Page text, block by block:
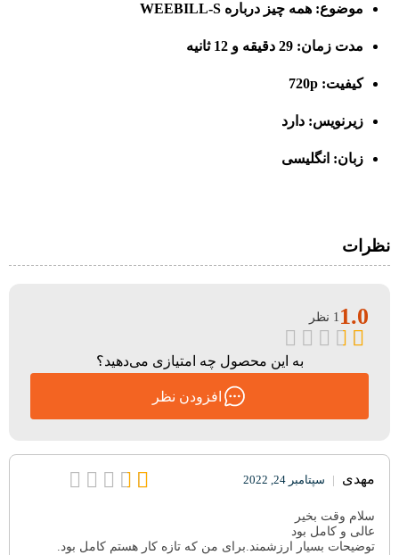
موضوع: همه چیز درباره WEEBILL-S
مدت زمان: 29 دقیقه و 12 ثانیه
کیفیت: 720p
زیرنویس: دارد
زبان: انگلیسی
نظرات
مهدی | سپتامبر 24, 2022
سلام وقت بخیر
عالی و کامل بود
توضیحات بسیار ارزشمند.برای من که تازه کار هستم کامل بود.
1.0 1 نظر
به این محصول چه امتیازی می‌دهید؟
افزودن نظر